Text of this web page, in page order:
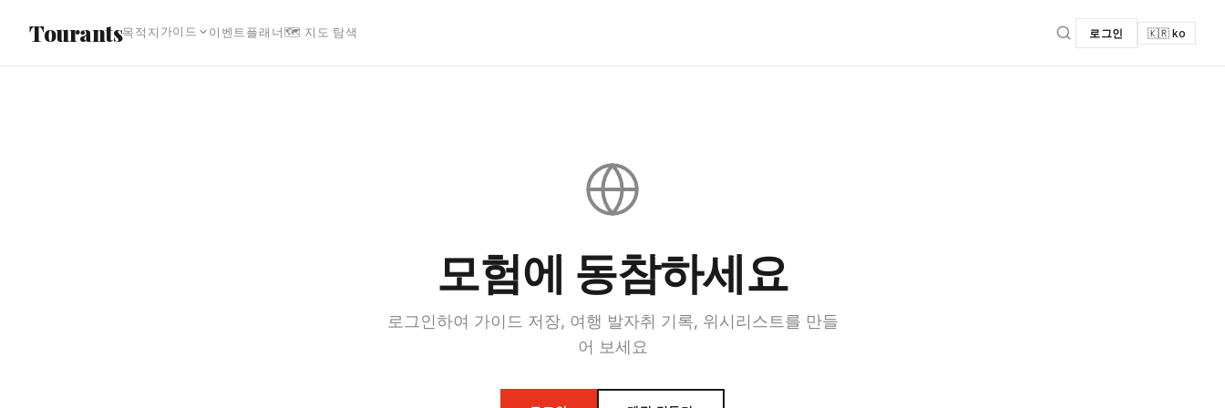
Tourants목적지 가이드 이벤트 플래너🗺 지도 탐색 로그인 🇰🇷 ko
모험에 동참하세요
로그인하여 가이드 저장, 여행 발자취 기록, 위시리스트를 만들
어 보세요